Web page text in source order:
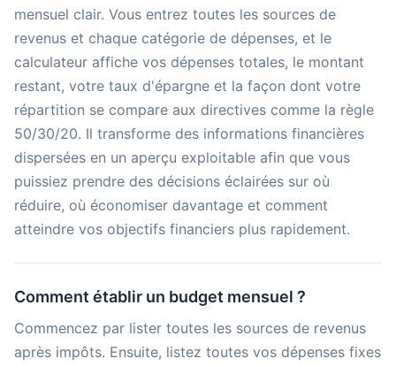
mensuel clair. Vous entrez toutes les sources de
revenus et chaque catégorie de dépenses, et le
calculateur affiche vos dépenses totales, le montant
restant, votre taux d'épargne et la façon dont votre
répartition se compare aux directives comme la règle
50/30/20. Il transforme des informations financières
dispersées en un aperçu exploitable afin que vous
puissiez prendre des décisions éclairées sur où
réduire, où économiser davantage et comment
atteindre vos objectifs financiers plus rapidement.
Comment établir un budget mensuel ?
Commencez par lister toutes les sources de revenus
après impôts. Ensuite, listez toutes vos dépenses fixes